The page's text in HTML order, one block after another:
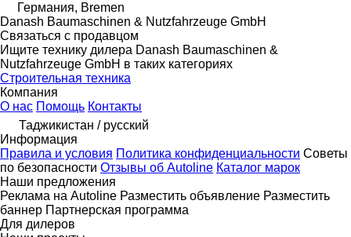
Германия, Bremen
Danash Baumaschinen & Nutzfahrzeuge GmbH
Связаться с продавцом
Ищите технику дилера Danash Baumaschinen &
Nutzfahrzeuge GmbH в таких категориях
Строительная техника
Компания
О нас Помощь Контакты
Таджикистан / русский
Информация
Правила и условия Политика конфиденциальности Советы
по безопасности Отзывы об Autoline Каталог марок
Наши предложения
Реклама на Autoline Разместить объявление Разместить
баннер Партнерская программа
Для дилеров